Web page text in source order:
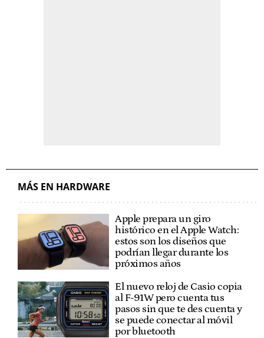
MÁS EN HARDWARE
Apple prepara un giro
histórico en el Apple Watch:
estos son los diseños que
podrían llegar durante los
próximos años
El nuevo reloj de Casio copia
al F-91W pero cuenta tus
pasos sin que te des cuenta y
se puede conectar al móvil
por bluetooth